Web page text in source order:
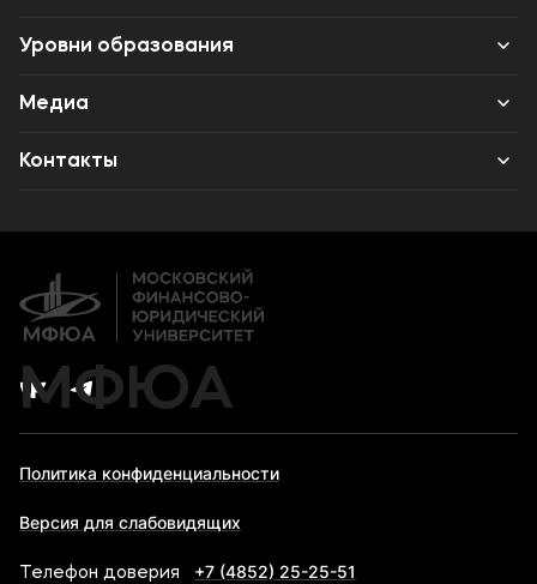
Карьера
Институт дополнительного образования
Уровни образования
Среднее профессиональное образование
Высшее образование
Медиа
Объявления
Контакты
МФЮА
Политика конфиденциальности
Версия для слабовидящих
Телефон доверия +7 (4852) 25-25-51